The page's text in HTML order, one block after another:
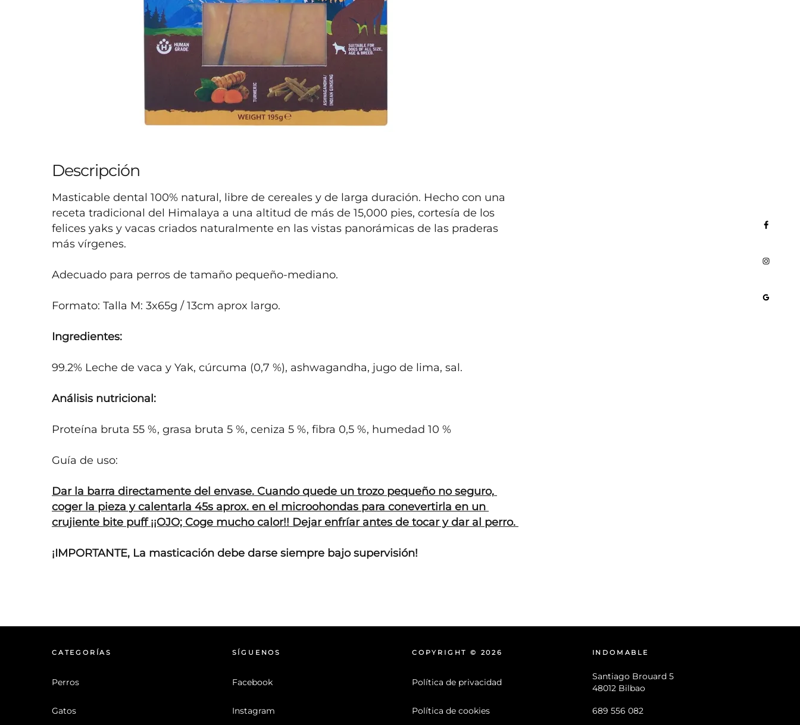
Descripción
Masticable dental 100% natural, libre de cereales y de larga duración. Hecho con una
receta tradicional del Himalaya a una altitud de más de 15,000 pies, cortesía de los
felices yaks y vacas criados naturalmente en las vistas panorámicas de las praderas
más vírgenes.
Adecuado para perros de tamaño pequeño-mediano.
Formato: Talla M: 3x65g / 13cm aprox largo.
Ingredientes:
99.2% Leche de vaca y Yak, cúrcuma (0,7 %), ashwagandha, jugo de lima, sal.
Análisis nutricional:
Proteína bruta 55 %, grasa bruta 5 %, ceniza 5 %, fibra 0,5 %, humedad 10 %
Guía de uso:
Dar la barra directamente del envase. Cuando quede un trozo pequeño no seguro,
coger la pieza y calentarla 45s aprox. en el microohondas para conevertirla en un
crujiente bite puff ¡¡OJO; Coge mucho calor!! Dejar enfríar antes de tocar y dar al perro.
¡IMPORTANTE, La masticación debe darse siempre bajo supervisión!
CATEGORÍAS
Perros
Gatos
SÍGUENOS
Facebook
Instagram
COPYRIGHT © 2026
Política de privacidad
Política de cookies
INDOMABLE
Santiago Brouard 5
48012 Bilbao
689 556 082